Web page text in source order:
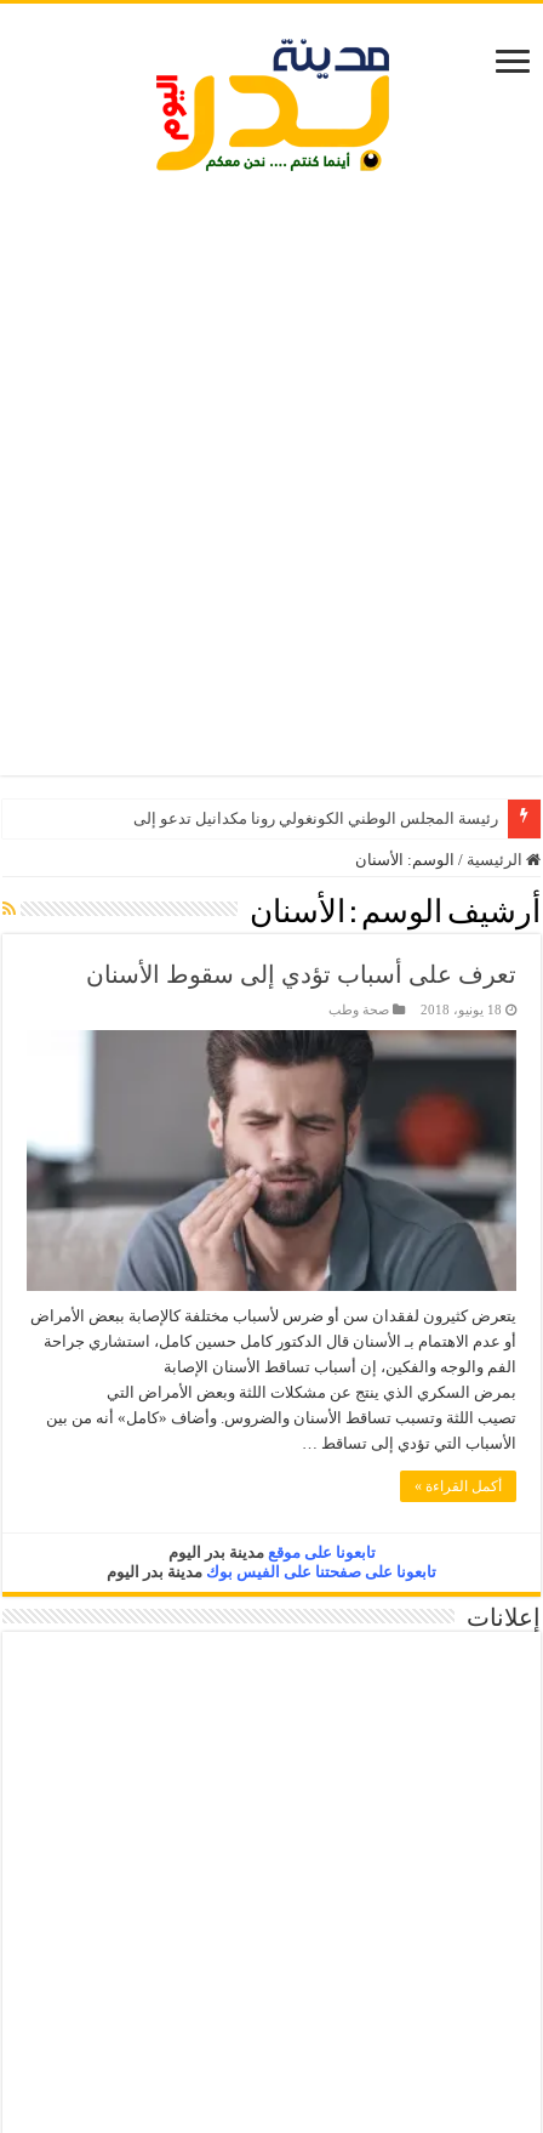
رئيسة المجلس الوطني الكونغولي رونا مكدانيل تدعو إلى التحلي ب
الرئيسية / الوسم: الأسنان
أرشيف الوسم : الأسنان
تعرف على أسباب تؤدي إلى سقوط الأسنان
18 يونيو، 2018 صحة وطب
يتعرض كثيرون لفقدان سن أو ضرس لأسباب مختلفة كالإصابة ببعض الأمراض
أو عدم الاهتمام بـ الأسنان قال الدكتور كامل حسين كامل، استشاري جراحة
الفم والوجه والفكين، إن أسباب تساقط الأسنان الإصابة
بمرض السكري الذي ينتج عن مشكلات اللثة وبعض الأمراض التي
تصيب اللثة وتسبب تساقط الأسنان والضروس. وأضاف «كامل» أنه من بين
الأسباب التي تؤدي إلى تساقط …
أكمل القراءة »
تابعونا على موقعمدينة بدر اليوم
تابعونا على صفحتنا على الفيس بوك مدينة بدر اليوم
إعلانات